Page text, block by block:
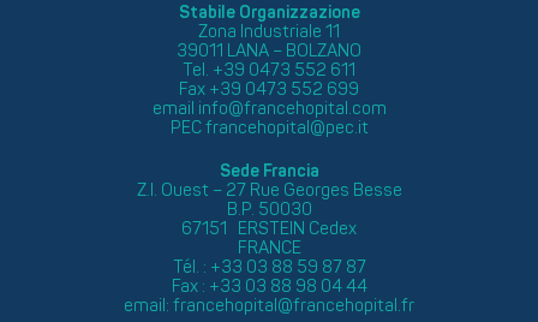
Stabile Organizzazione
Zona Industriale 11
39011 LANA – BOLZANO
Tel. +39 0473 552 611
Fax +39 0473 552 699
email info@francehopital.com
PECfrancehopital@pec.it
Sede Francia
Z.I. Ouest – 27 Rue Georges Besse
B.P. 50030
67151 ERSTEIN Cedex
FRANCE
Tél. : +33 03 88 59 87 87
Fax : +33 03 88 98 04 44
email: francehopital@francehopital.fr